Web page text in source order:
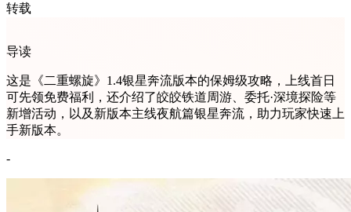
转载
导读
这是《二重螺旋》1.4银星奔流版本的保姆级攻略，上线首日
可先领免费福利，还介绍了皎皎铁道周游、委托·深境探险等
新增活动，以及新版本主线夜航篇银星奔流，助力玩家快速上
手新版本。
-